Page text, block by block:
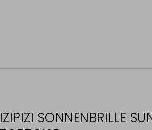
IZIPIZI SONNENBRILLE